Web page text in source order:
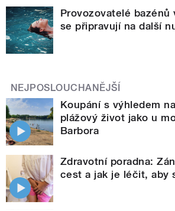
Provozovatelé bazénů
se připravují na další
NEJPOSLOUCHANĚJŠÍ
Koupání s výhledem
plážový život jako u
Barbora
Zdravotní poradna:
cest a jak je léčit, aby